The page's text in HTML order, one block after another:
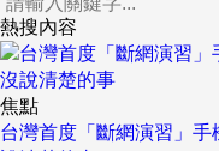
熱搜內容
焦點
台灣首度「斷網演習」